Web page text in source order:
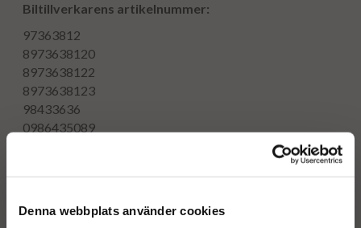
Denna webbplats använder cookies
Biltillverkarens artikelnummer:
97363812
8973638120
8973638122
8973638123
98433636
0986435089